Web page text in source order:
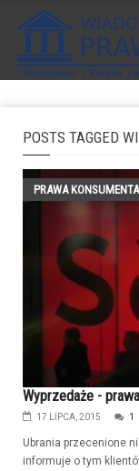
POSTS TAGGED
PRAWA KONSUMENTA
Wyprzedaże -
17 LIPCA, 2015 1
Ubrania przecenione
informuje o tym